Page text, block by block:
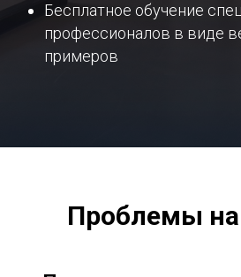
Бесплатное обучение
профессионалов в виде
примеров
Проблемы на